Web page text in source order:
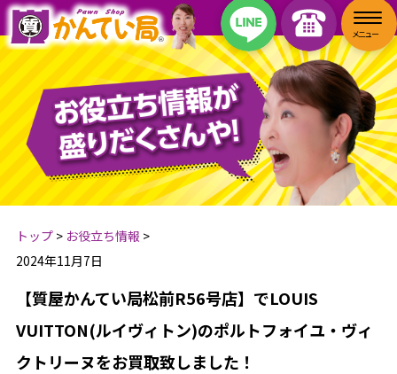
トップ> お役立ち情報 >
2024年11月7日
【質屋かんてい局松前R56号店】でLOUIS
VUITTON(ルイヴィトン)のポルトフォイユ・ヴィ
クトリーヌをお買取致しました！